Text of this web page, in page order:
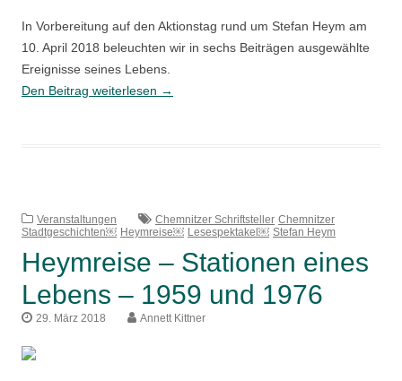
In Vorbereitung auf den Aktionstag rund um Stefan Heym am
10. April 2018 beleuchten wir in sechs Beiträgen ausgewählte
Ereignisse seines Lebens.
Den Beitrag weiterlesen Heymreise
1992
und
1995
→
Veranstaltungen Chemnitzer Schriftsteller Chemnitzer
Stadtgeschichten￼ Heymreise￼ Lesespektakel￼ Stefan Heym
Heymreise – Stationen eines
Lebens – 1959 und 1976
29. März 2018 Annett Kittner